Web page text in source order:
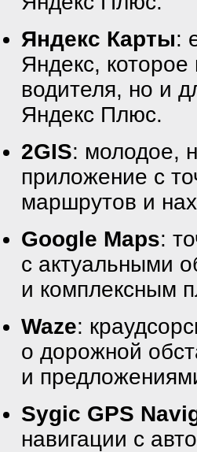
Яндекс Карты:
Яндекс,
водителя, но и
Яндекс Плюс.
2GIS: молодое,
приложение с
маршрутов и
Google Maps:
с актуальными
и комплексным
Waze:
о дорожной
и
Sygic GPS
навигации с